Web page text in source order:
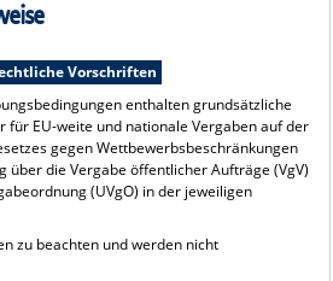
Vorschriften
enthalten grundsätzliche
für EU-weite und nationale Vergaben auf der
gegen Wettbewerbsbeschränkungen
über die Vergabe öffentlicher Aufträge (VgV)
(UVgO) in der jeweiligen
zu beachten und werden nicht